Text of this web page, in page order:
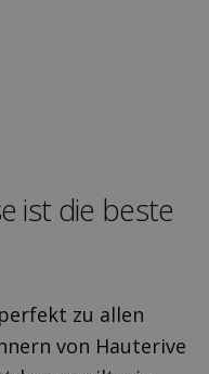
ist die beste
zu allen
von Hauterive